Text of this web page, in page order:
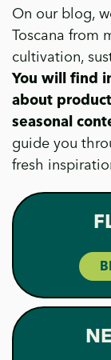
On our blog,
Toscana from
cultivation,
You will find
about
seasonal
guide you
fresh